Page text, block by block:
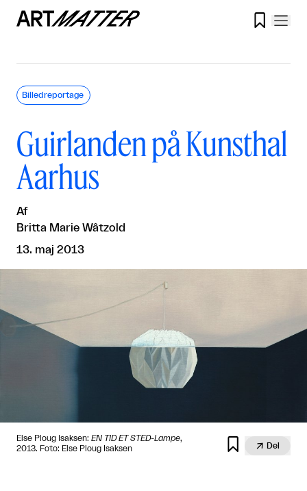

Guirlanden på Kunsthal
Aarhus
Af
Britta Marie Wâtzold
13. maj 2013
Billedreportage
Else Ploug Isaksen: EN TID ET STED-Lampe,
2013. Foto: Else Ploug Isaksen
  Del